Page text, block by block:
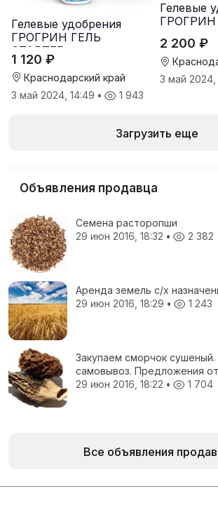
Гелевые удобрения
ГРОГРИН ГЕЛЬ
СТАРТЕР
1 120 ₽
Краснодарский край
3 май 2024, 14:49 • 1 943
Гелевые
2 200 ₽
3 май 2024,
Загрузить еще
Объявления продавца
Семена расторопши
29 июн 2016, 18:32 • 2 382
Аренда земель с/х
29 июн 2016, 18:29 • 1 243
Закупаем сморчок
самовывоз. Предложения
электронную почту.
29 июн 2016, 18:22 • 1 704
Все объявления